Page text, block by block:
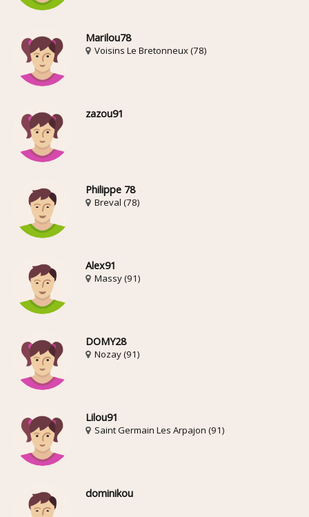
Marilou78
Voisins Le Bretonneux (78)
zazou91
Philippe 78
Breval (78)
Alex91
Massy (91)
DOMY28
Nozay (91)
Lilou91
Saint Germain Les Arpajon (91)
dominikou